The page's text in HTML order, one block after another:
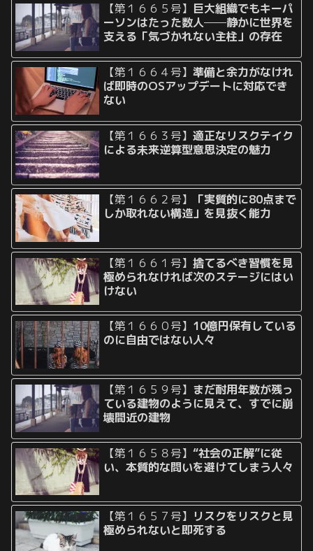
【第１６６５号】 巨大組織でもキーパ
ーソンはたった数人──静かに世界を
支える「気づかれない主柱」の存在
【第１６６４号】準備と余力がなけれ
ば即時のOSアップデートに対応でき
ない
【第１６６３号】適正なリスクテイク
による未来逆算型意思決定の魅力
【第１６６２号】
「実質的に80点まで
しか取れない構造」を見抜く能力
【第１６６１号】捨てるべき習慣を見
極められなければ次のステージにはい
けない
【第１６６０号】 10億円保有している
のに自由ではない人々
【第１６５９号】 まだ耐用年数が残っ
ている建物のように見えて、すでに崩
壊間近の建物
【第１６５８号】“社会の正解”に従
い、本質的な問いを避けてしまう人々
【第１６５７号】 リスクをリスクと見
極められないと即死する